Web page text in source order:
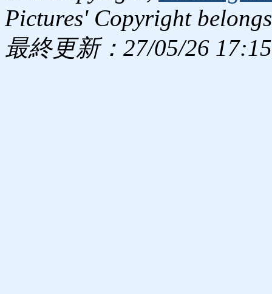
Pictures' Copyright
最終更新：27/05/26 17:15